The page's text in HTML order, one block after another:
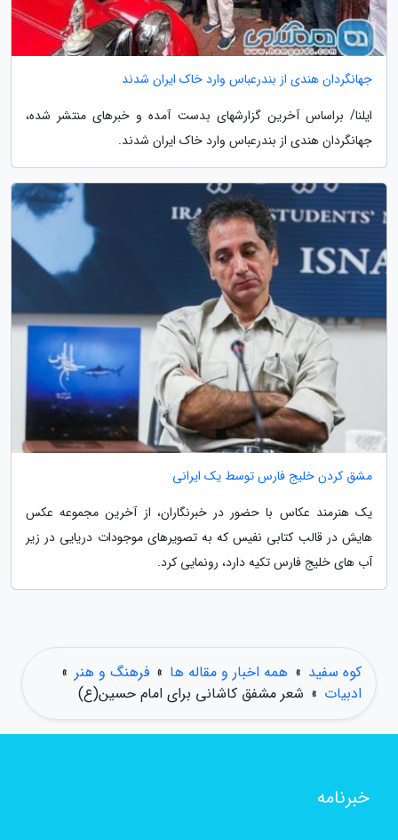
جهانگردان هندی از بندرعباس وارد خاک ایران شدند
ایلنا/ براساس آخرین گزارشهای بدست آمده و خبرهای منتشر شده،
جهانگردان هندی از بندرعباس وارد خاک ایران شدند.
مشق کردن خلیج فارس توسط یک ایرانی
یک هنرمند عکاس با حضور در خبرنگاران، از آخرین مجموعه عکس
هایش در قالب کتابی نفیس که به تصویرهای موجودات دریایی در زیر
آب های خلیج فارس تکیه دارد، رونمایی کرد.
کوه سفید » همه اخبار و مقاله ها » فرهنگ و هنر »
ادبیات » شعر مشفق کاشانی برای امام حسین(ع)
خبرنامه